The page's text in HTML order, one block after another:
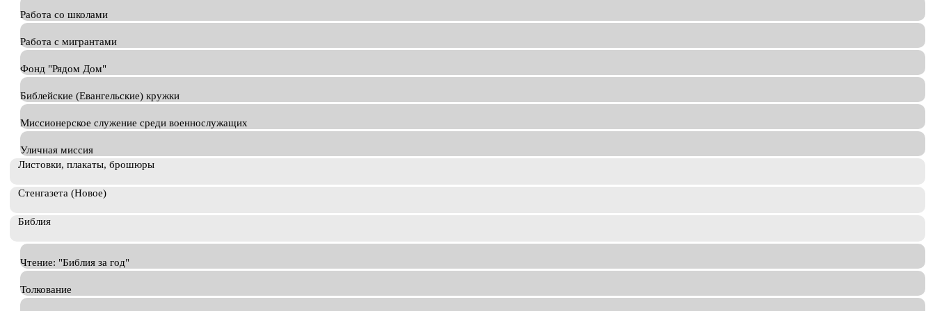
Работа со школами
Работа с мигрантами
Фонд "Рядом Дом"
Библейские (Евангельские) кружки
Миссионерское служение среди военнослужащих
Уличная миссия
Листовки, плакаты, брошюры
Стенгазета (Новое)
Библия
Чтение: "Библия за год"
Толкование